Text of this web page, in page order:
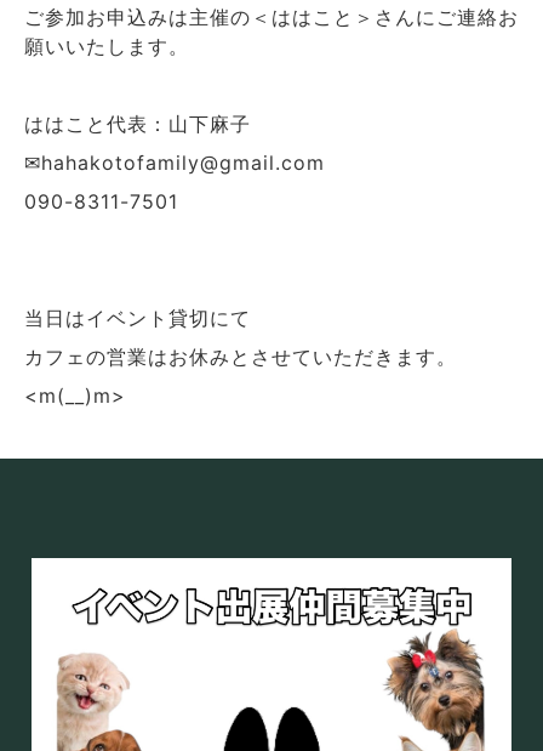
ご参加お申込みは主催の＜ははこと＞さんにご連絡お
願いいたします。
ははこと代表：山下麻子
​✉hahakotofamily@gmail.com
090-8311-7501
当日はイベント貸切にて
カフェの営業はお休みとさせていただきます。
<m(__)m>